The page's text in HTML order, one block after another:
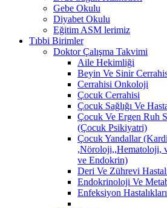
Gebe Okulu
Diyabet Okulu
Eğitim ASM lerimiz
Tıbbi Birimler
Doktor Çalışma Takvimi
Aile Hekimliği
Beyin Ve Sinir
Cerrahisi Onkoloji
Çocuk Cerrahisi
Çocuk Sağlığı Ve
Çocuk Ve Ergen Ruh
(Çocuk Psikiyatri)
Çocuk Yandallar
,Nöroloji,,Hematoloji,
ve Endokrin)
Deri Ve Zührevi
Endokrinoloji Ve
Enfeksiyon